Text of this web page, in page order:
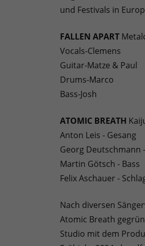
und Festivals in
FALLEN APART
Vocals-Clemens
Guitar-Matze & Paul
Drums-Marco
Bass-Josh
ATOMIC BREATH
Anton Leis - Gesang
Georg Deutschmann
Martin Götsch - Bass
Felix Aschauer -
Nach diversen
Atomic Breath
Studio mit dem